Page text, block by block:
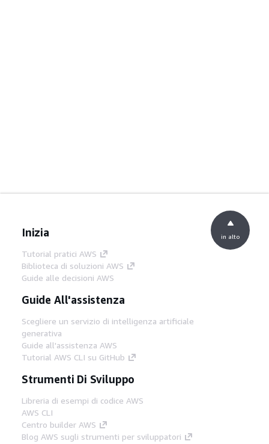
Inizia
Tutorial pratici AWS
Biblioteca di soluzioni AWS
Guide alle decisioni AWS
Guide All'assistenza
Scegliere un servizio di intelligenza artificiale
generativa
Guide all'assistenza AWS
Tutorial AWS CLI su GitHub
Strumenti Di Sviluppo
Libreria di esempi di codice AWS
AWS CLI
Centro builder AWS
Blog AWS sugli strumenti per sviluppatori
in alto